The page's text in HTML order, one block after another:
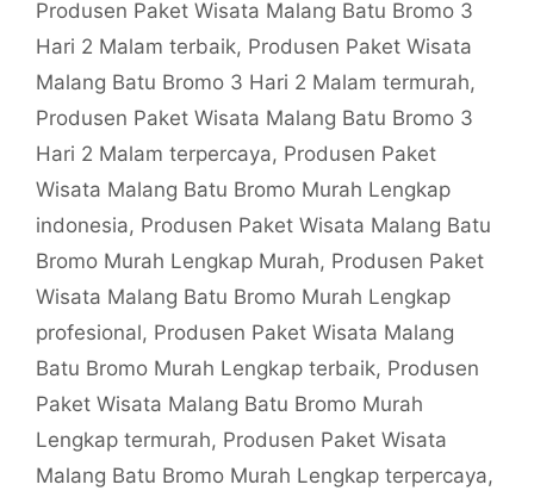
Produsen Paket Wisata Malang Batu Bromo 3
Hari 2 Malam terbaik, Produsen Paket Wisata
Malang Batu Bromo 3 Hari 2 Malam termurah,
Produsen Paket Wisata Malang Batu Bromo 3
Hari 2 Malam terpercaya, Produsen Paket
Wisata Malang Batu Bromo Murah Lengkap
indonesia, Produsen Paket Wisata Malang Batu
Bromo Murah Lengkap Murah, Produsen Paket
Wisata Malang Batu Bromo Murah Lengkap
profesional, Produsen Paket Wisata Malang
Batu Bromo Murah Lengkap terbaik, Produsen
Paket Wisata Malang Batu Bromo Murah
Lengkap termurah, Produsen Paket Wisata
Malang Batu Bromo Murah Lengkap terpercaya,